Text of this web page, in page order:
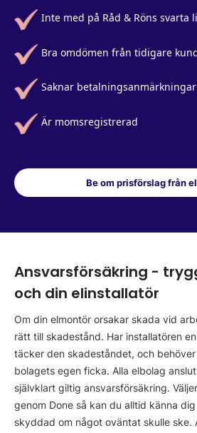
Inte med på Råd & Röns svarta
Bra omdömen från tidigare
Saknar betalningsanmärkningar
Är momsregistrerad
Be om prisförslag från
Ansvarsförsäkring -
och din elinstallatör
Om din elmontör orsakar skada vid
rätt till skadestånd. Har installatören
täcker den skadeståndet, och
bolagets egen ficka. Alla elbolag
självklart giltig ansvarsförsäkring.
genom Done så kan du alltid känna
skyddad om något oväntat skulle ske.